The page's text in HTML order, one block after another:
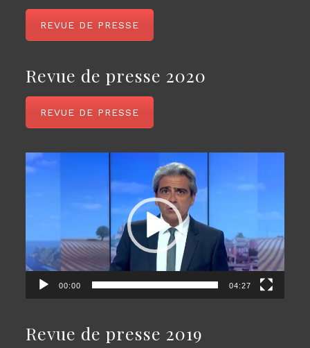
REVUE DE PRESSE
Revue de presse 2020
REVUE DE PRESSE
Lecteur
vidéo
00:00 04:27
Revue de presse 2019